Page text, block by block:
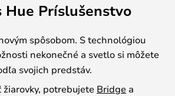
Hue Príslušenstvo
spôsobom. S technológiou
nekonečné a svetlo si môžete
svojich predstáv.
potrebujete Bridge a